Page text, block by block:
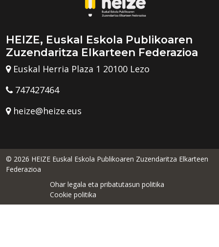
HEIZE, Euskal Eskola Publikoaren
Zuzendaritza Elkarteen Federazioa
Euskal Herria Plaza 1 20100 Lezo
747427464
heize@heize.eus
© 2026 HEIZE Euskal Eskola Publikoaren Zuzendaritza Elkarteen
Federazioa
Ohar legala eta pribatutasun politika
Cookie politika